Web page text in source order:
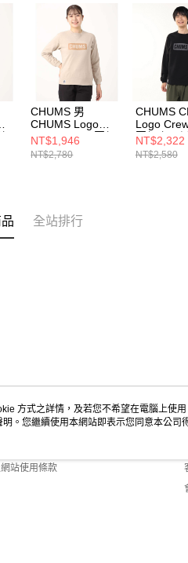
CHUMS 男
CHUMS Logo
Crew Top LP圓領
套頭衫
CH001444G073
NT$1,946
NT$2,780
CHUMS
Logo
圓領套頭
黑
NT$2,322
NT$2,580
全站排行
站使用條款
方式之詳情，及若您不希望在電腦上使
明。您繼續使用本網站即表示您同意本公司